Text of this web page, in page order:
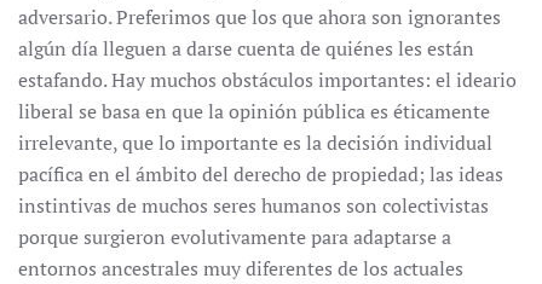
adversario. Preferimos que los que ahora son ignorantes
algún día lleguen a darse cuenta de quiénes les están
estafando. Hay muchos obstáculos importantes: el ideario
liberal se basa en que la opinión pública es éticamente
irrelevante, que lo importante es la decisión individual
pacífica en el ámbito del derecho de propiedad; las ideas
instintivas de muchos seres humanos son colectivistas
porque surgieron evolutivamente para adaptarse a
entornos ancestrales muy diferentes de los actuales